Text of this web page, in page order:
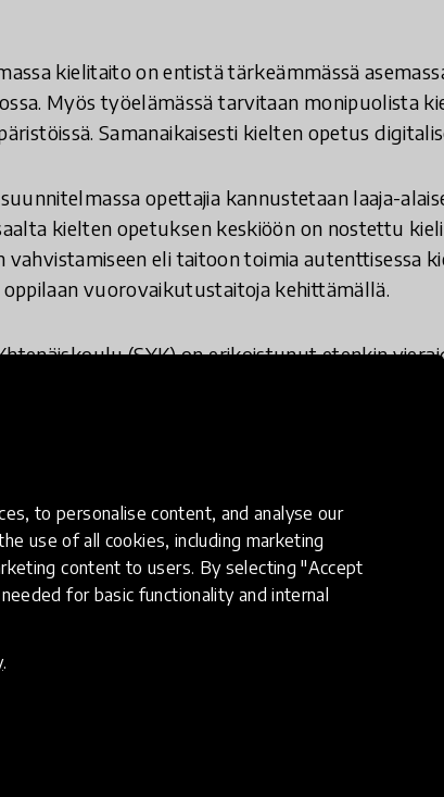
to personalise content, and analyse our
use of all cookies, including marketing
content to users. By selecting "Accept
for basic functionality and internal
.
kielitaito on entistä tärkeämmässä
Myös työelämässä tarvitaan monipuolista
Samanaikaisesti kielten opetus
opettajia kannustetaan laaja-
kielten opetuksen keskiöön on nostettu
eli taitoon toimia autenttisessa
vuorovaikutustaitoja kehittämällä.
(SYK) on erikoistunut etenkin
opetellaan vieraina kielinä muun muassa
tavoitteena on saada lapset käyttämään
kiinnitetään siihen, miten oppilas voi näyttää